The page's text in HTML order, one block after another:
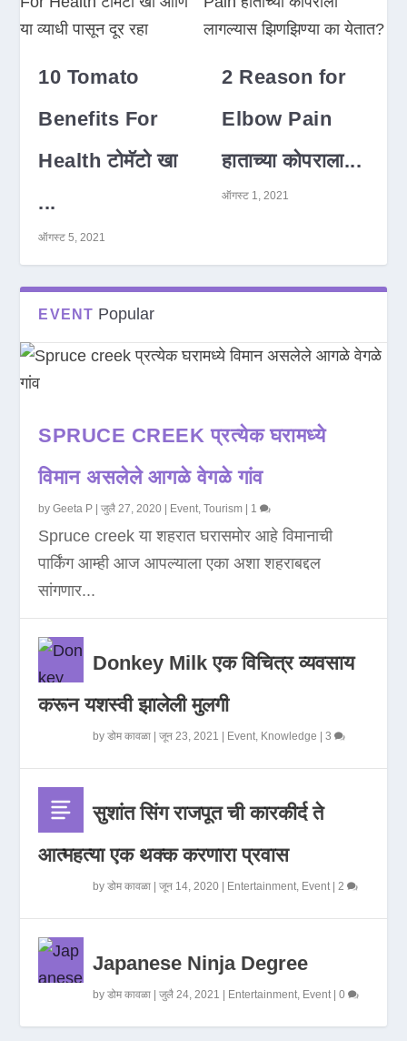
10 Tomato
Benefits For
Health टोमॅटो खा
...
ऑगस्ट 5, 2021
2 Reason for
Elbow Pain
हाताच्या कोपराला...
ऑगस्ट 1, 2021
EVENT Popular
SPRUCE CREEK प्रत्येक घरामध्ये
विमान असलेले आगळे वेगळे गांव
byGeeta P |जुलै 27, 2020 Event,Tourism 1
Spruce creek या शहरात घरासमोर आहे विमानाची
पार्किंग आम्ही आज आपल्याला एका अशा शहराबद्दल
सांगणार...
Donkey Milk एक विचित्र व्यवसाय
करून यशस्वी झालेली मुलगी
byडोम कावळा |जून 23, 2021 Event, Knowledge |3
सुशांत सिंग राजपूत ची कारकीर्द ते
आत्महत्या एक थक्क करणारा प्रवास
byडोम कावळा |जून 14, 2020 Entertainment, Event|2
Japanese Ninja Degree
byडोम कावळा |जुलै 24, 2021 Entertainment, Event|0